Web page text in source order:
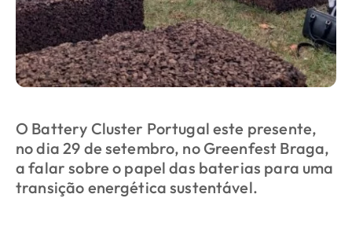
O Battery Cluster Portugal este presente,
no dia 29 de setembro, no Greenfest Braga,
a falar sobre o papel das baterias para uma
transição energética sustentável.